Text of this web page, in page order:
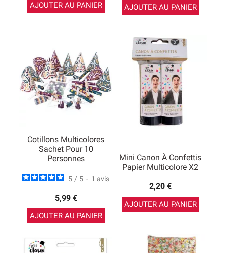
AJOUTER AU PANIER AJOUTER AU PANIER
Cotillons Multicolores
Sachet Pour 10
Personnes
5 / 5 - 1 avis
5,99 €
AJOUTER AU PANIER
Mini Canon À Confettis
Papier Multicolore X2
2,20 €
AJOUTER AU PANIER